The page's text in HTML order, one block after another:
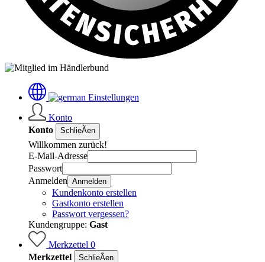
Einstellungen
Konto
Konto
SchlieÃen
Willkommen zurück!
E-Mail-Adresse
Passwort
Anmelden Anmelden
Kundenkonto erstellen
Gastkonto erstellen
Passwort vergessen?
Kundengruppe: Gast
Merkzettel 0
Merkzettel
SchlieÃen